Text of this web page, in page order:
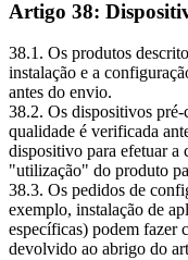
Artigo 38:
38.1. Os produtos
instalação e a
antes do envio.
38.2. Os dispositivos pré-
qualidade é verificada
dispositivo para efetuar a
"utilização" do produto
38.3. Os pedidos de
exemplo, instalação de
específicas) podem fazer
devolvido ao abrigo do